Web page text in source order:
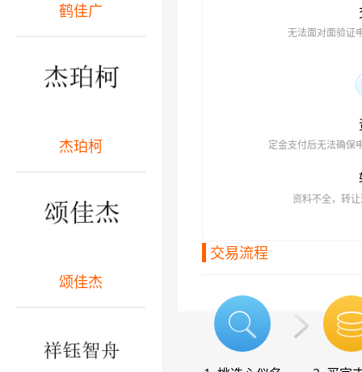
无法面对面验证
定金支付后无法确保
资料不全，转
交易流程
鹤佳广
杰珀柯
颂佳杰